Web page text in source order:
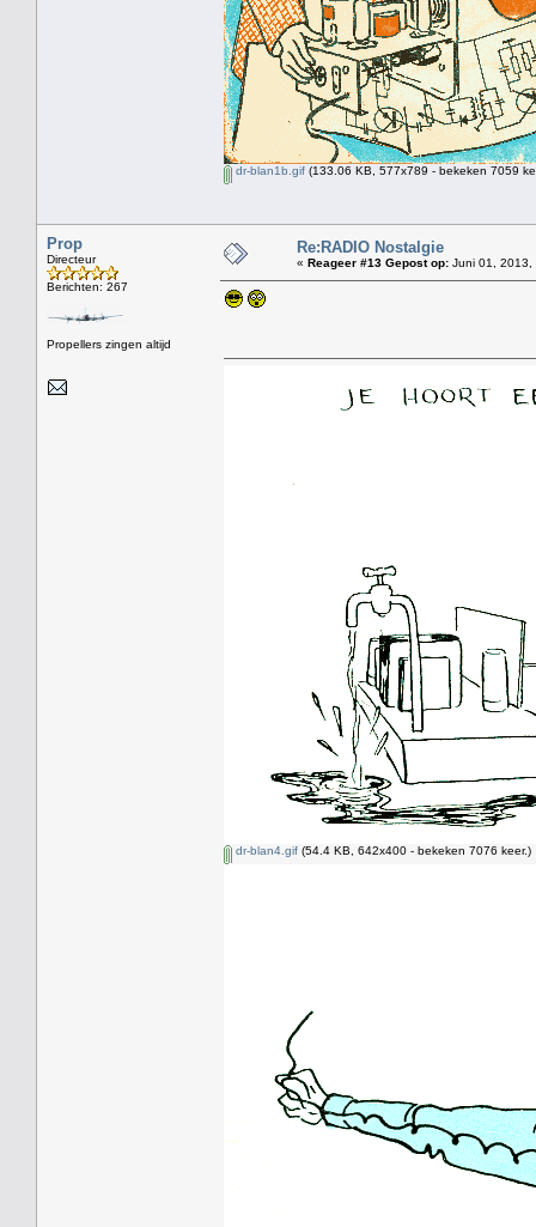
dr-blan1b.gif (133.06 KB, 577x789 - bekeken 7059
Prop
Directeur
Berichten: 267
Propellers zingen altijd
Re:RADIO Nostalgie
« Reageer #13 Gepost op: Juni 01, 2013,
dr-blan4.gif (54.4 KB, 642x400 - bekeken 7076 keer.)